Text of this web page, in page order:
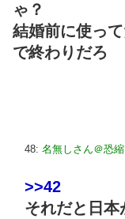
ゃ？
結婚前に使っ
で終わりだろ
48: 名無しさん＠恐
>>42
それだと日